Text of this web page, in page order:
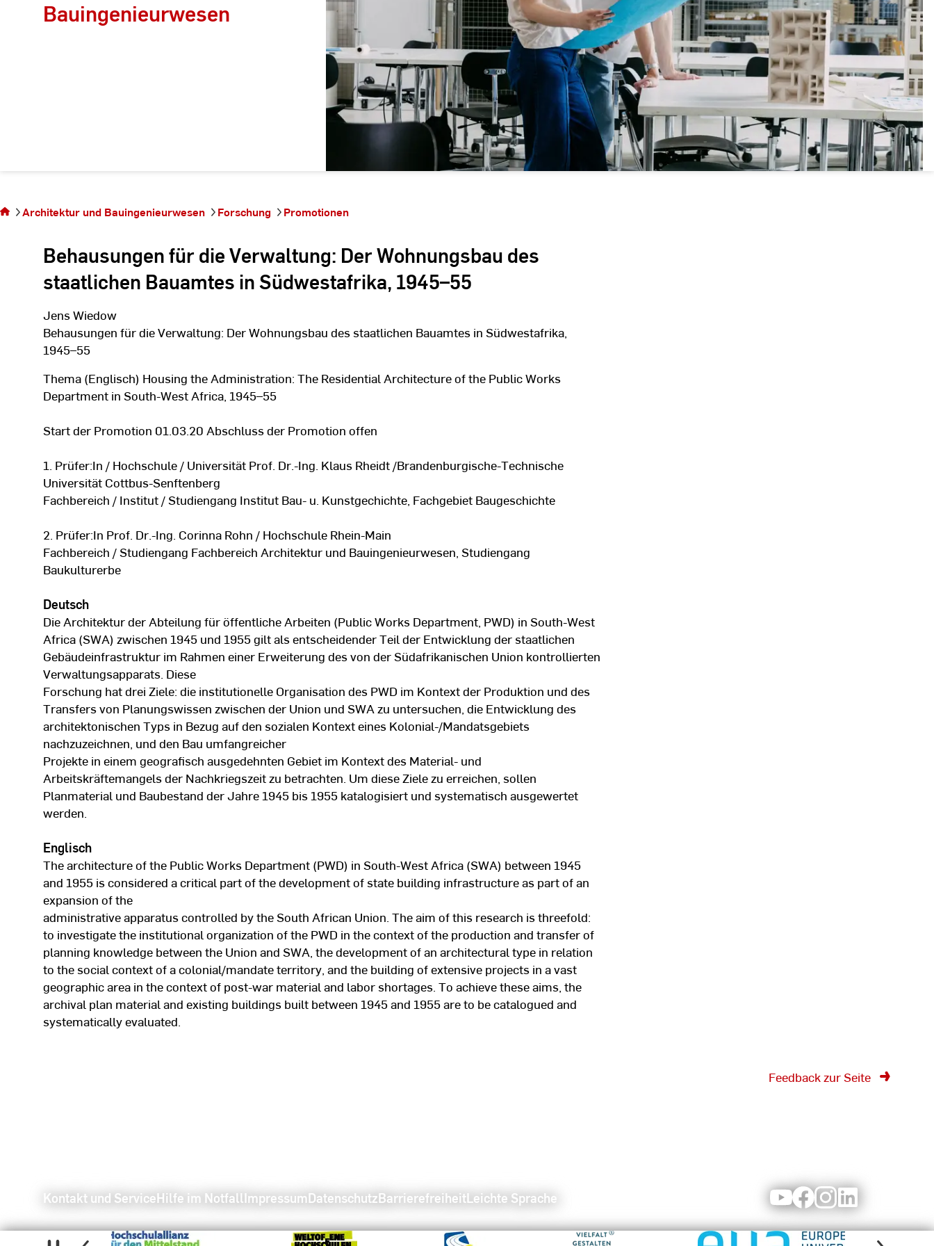
Bauingenieurwesen
sich aufArchitektur und Bauingenieurwesen Forschung Promotionen
Behausungen für die Verwaltung: Der Wohnungsbau des
staatlichen Bauamtes in Südwestafrika, 1945–55
Jens Wiedow
Behausungen für die Verwaltung: Der Wohnungsbau des staatlichen Bauamtes in Südwestafrika,
1945–55
Thema (Englisch) Housing the Administration: The Residential Architecture of the Public Works
Department in South-West Africa, 1945–55
Start der Promotion 01.03.20 Abschluss der Promotion offen
1. Prüfer:In / Hochschule / Universität Prof. Dr.-Ing. Klaus Rheidt /Brandenburgische-Technische
Universität Cottbus-Senftenberg
Fachbereich / Institut / Studiengang Institut Bau- u. Kunstgechichte, Fachgebiet Baugeschichte
2. Prüfer:In Prof. Dr.-Ing. Corinna Rohn / Hochschule Rhein-Main
Fachbereich / Studiengang Fachbereich Architektur und Bauingenieurwesen, Studiengang
Baukulturerbe
Deutsch
Die Architektur der Abteilung für öffentliche Arbeiten (Public Works Department, PWD) in South-West
Africa (SWA) zwischen 1945 und 1955 gilt als entscheidender Teil der Entwicklung der staatlichen
Gebäudeinfrastruktur im Rahmen einer Erweiterung des von der Südafrikanischen Union kontrollierten
Verwaltungsapparats. Diese
Forschung hat drei Ziele: die institutionelle Organisation des PWD im Kontext der Produktion und des
Transfers von Planungswissen zwischen der Union und SWA zu untersuchen, die Entwicklung des
architektonischen Typs in Bezug auf den sozialen Kontext eines Kolonial-/Mandatsgebiets
nachzuzeichnen, und den Bau umfangreicher
Projekte in einem geografisch ausgedehnten Gebiet im Kontext des Material- und
Arbeitskräftemangels der Nachkriegszeit zu betrachten. Um diese Ziele zu erreichen, sollen
Planmaterial und Baubestand der Jahre 1945 bis 1955 katalogisiert und systematisch ausgewertet
werden.
Englisch
The architecture of the Public Works Department (PWD) in South-West Africa (SWA) between 1945
and 1955 is considered a critical part of the development of state building infrastructure as part of an
expansion of the
administrative apparatus controlled by the South African Union. The aim of this research is threefold:
to investigate the institutional organization of the PWD in the context of the production and transfer of
planning knowledge between the Union and SWA, the development of an architectural type in relation
to the social context of a colonial/mandate territory, and the building of extensive projects in a vast
geographic area in the context of post-war material and labor shortages. To achieve these aims, the
archival plan material and existing buildings built between 1945 and 1955 are to be catalogued and
systematically evaluated.
Feedback zur Seite
Kontakt und ServiceHilfe im NotfallImpressumDatenschutzBarrierefreiheitLeichte Sprache YoutubeFacebookInstagram